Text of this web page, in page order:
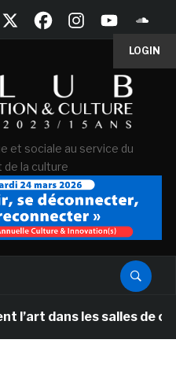
LOGIN
et sociale au service du
de la culture
les salles de classe des